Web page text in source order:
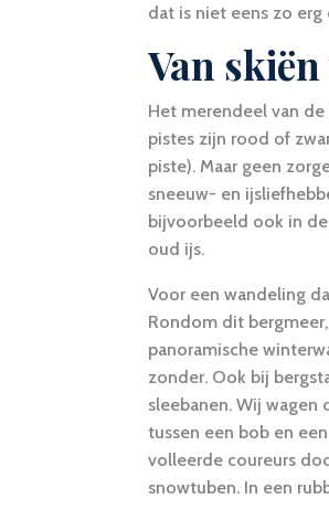
dat is niet eens zo erg
Van
Het merendeel van
pistes zijn rood of
piste). Maar geen
sneeuw- en
bijvoorbeeld ook in
oud ijs.
Voor een wandeling
Rondom dit
panoramische
zonder. Ook bij
sleebanen. Wij wagen
tussen een bob en
volleerde coureurs
snowtuben. In een